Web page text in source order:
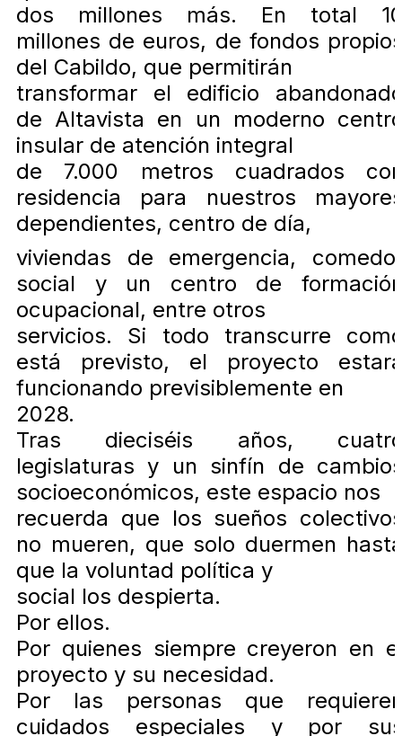
dos millones más. En total
millones de euros, de fondos
del Cabildo, que permitirán
transformar el edificio
de Altavista en un moderno
insular de atención integral
de 7.000 metros cuadrados
residencia para nuestros
dependientes, centro de día,
viviendas de emergencia,
social y un centro de
ocupacional, entre otros
servicios. Si todo transcurre
está previsto, el proyecto
funcionando previsiblemente en
2028.
Tras dieciséis años,
legislaturas y un sinfín de
socioeconómicos, este espacio nos
recuerda que los sueños
no mueren, que solo duermen
que la voluntad política y
social los despierta.
Por ellos.
Por quienes siempre creyeron en
proyecto y su necesidad.
Por las personas que
cuidados especiales y por